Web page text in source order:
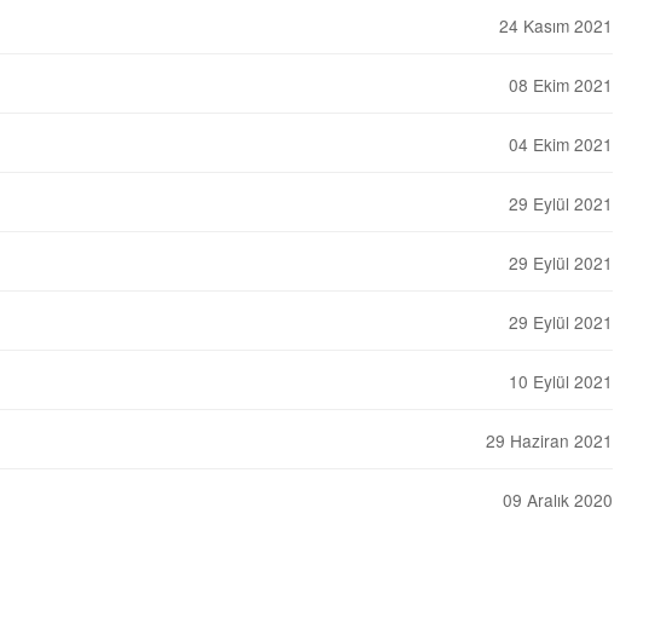
24 Kasım 2021
08 Ekim 2021
04 Ekim 2021
29 Eylül 2021
29 Eylül 2021
29 Eylül 2021
10 Eylül 2021
29 Haziran 2021
09 Aralık 2020